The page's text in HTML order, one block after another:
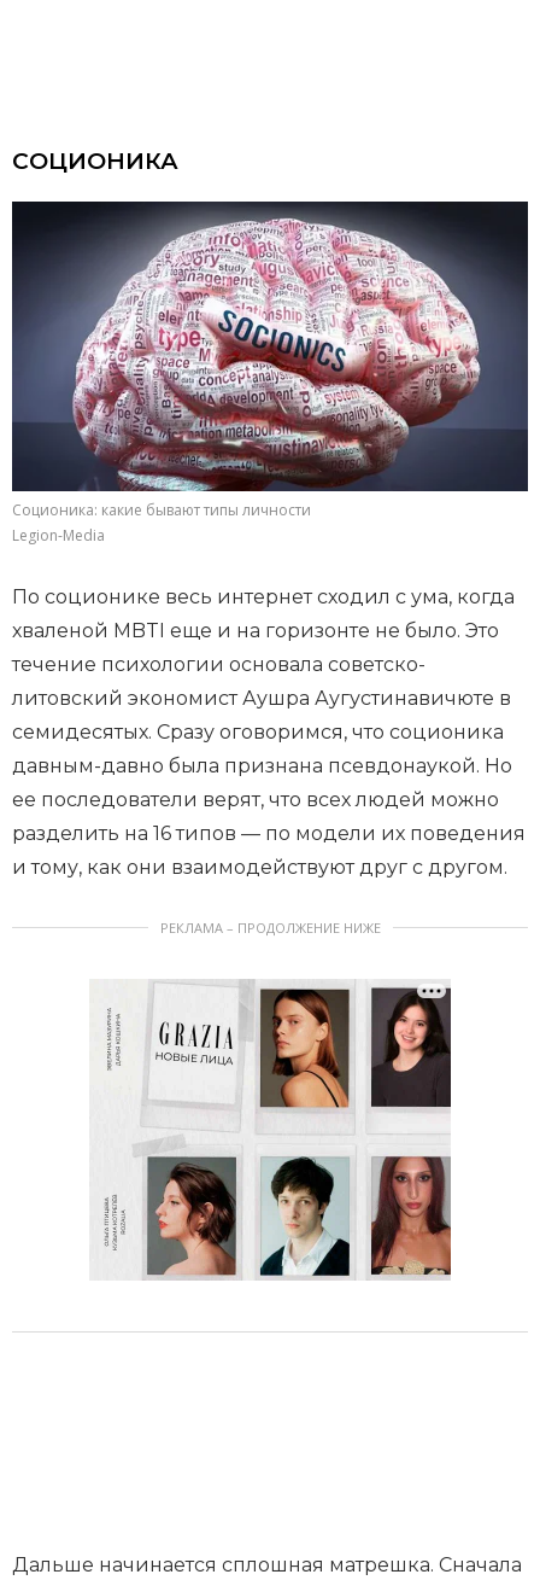
СОЦИОНИКА
Соционика: какие бывают типы личности
Legion-Media
По соционике весь интернет сходил с ума, когда
хваленой MBTI еще и на горизонте не было. Это
течение психологии основала советско-
литовский экономист Аушра Аугустинавичюте в
семидесятых. Сразу оговоримся, что соционика
давным-давно была признана псевдонаукой. Но
ее последователи верят, что всех людей можно
разделить на 16 типов — по модели их поведения
и тому, как они взаимодействуют друг с другом.
РЕКЛАМА – ПРОДОЛЖЕНИЕ НИЖЕ
Дальше начинается сплошная матрешка. Сначала